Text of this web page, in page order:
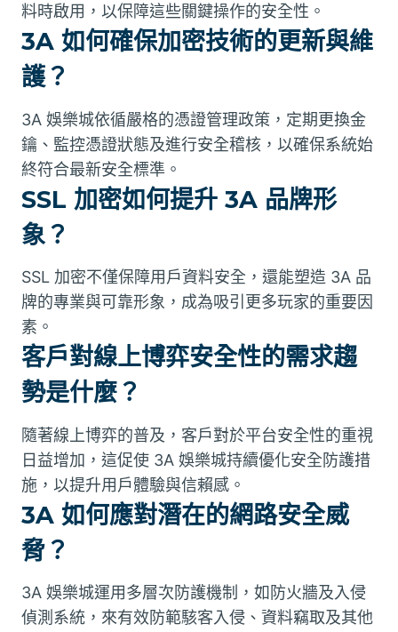
料時啟用，以保障這些關鍵操作的安全性。
3A 如何確保加密技術的更新與維
護？
3A 娛樂城依循嚴格的憑證管理政策，定期更換金
鑰、監控憑證狀態及進行安全稽核，以確保系統始
終符合最新安全標準。
SSL 加密如何提升 3A 品牌形
象？
SSL 加密不僅保障用戶資料安全，還能塑造 3A 品
牌的專業與可靠形象，成為吸引更多玩家的重要因
素。
客戶對線上博弈安全性的需求趨
勢是什麼？
隨著線上博弈的普及，客戶對於平台安全性的重視
日益增加，這促使 3A 娛樂城持續優化安全防護措
施，以提升用戶體驗與信賴感。
3A 如何應對潛在的網路安全威
脅？
3A 娛樂城運用多層次防護機制，如防火牆及入侵
偵測系統，來有效防範駭客入侵、資料竊取及其他